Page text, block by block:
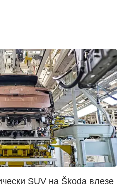
SUV на Škoda влезе